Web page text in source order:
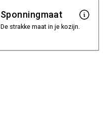
Sponningmaat
De strakke maat in je kozijn.